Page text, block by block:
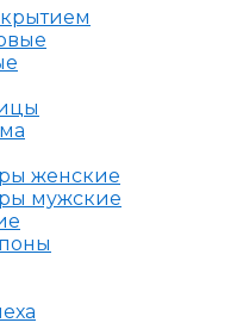
женские
мужские